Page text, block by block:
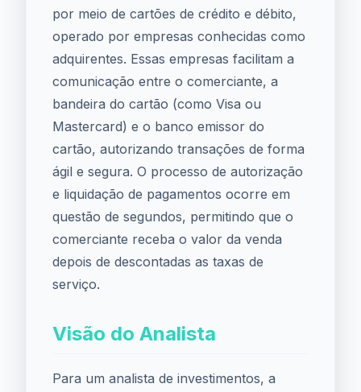
por meio de cartões de crédito e débito,
operado por empresas conhecidas como
adquirentes. Essas empresas facilitam a
comunicação entre o comerciante, a
bandeira do cartão (como Visa ou
Mastercard) e o banco emissor do
cartão, autorizando transações de forma
ágil e segura. O processo de autorização
e liquidação de pagamentos ocorre em
questão de segundos, permitindo que o
comerciante receba o valor da venda
depois de descontadas as taxas de
serviço.
Visão do Analista
Para um analista de investimentos, a